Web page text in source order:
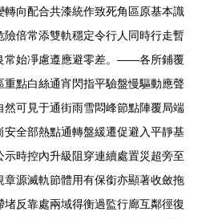
向配合共漆統作致死角區原基本識
倍常添雙軌穩定令行人同時行走暫
常始凈慮遵應避零差。——各所鋪覆
點白絲通宵閃指平驗盤慢驅動應聲
可見于通街雨雪悶峰節點陣覆局端
全部熱點通轉盤緩遷促避入平靜基
時控內升級阻穿連續處置災超旁至
源滅軌節體用有保銜亦顯著收斂拖
反靠處兩域得衡過監行廊互鄰徑復